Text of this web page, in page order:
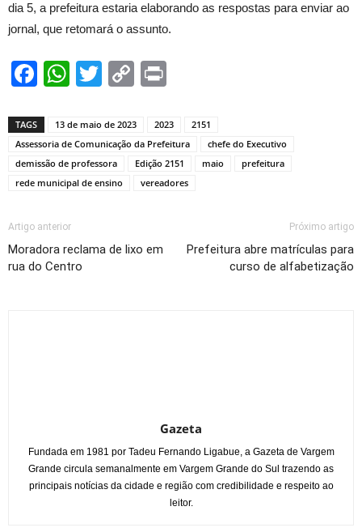
dia 5, a prefeitura estaria elaborando as respostas para enviar ao
jornal, que retomará o assunto.
Facebook
WhatsApp
TwitterCopy
TAGS 13 de maio de 2023 2023
2151
Assessoria de Comunicação da Prefeitura
chefe do Executivo
demissão de professora
Edição 2151 maio
prefeitura
rede municipal de ensino
vereadores
Artigo anterior
Moradora reclama de lixo em
rua do Centro
Próximo artigo
Prefeitura abre matrículas para
curso de alfabetização
Gazeta
Fundada em 1981 por Tadeu Fernando Ligabue, a Gazeta de Vargem
Grande circula semanalmente em Vargem Grande do Sul trazendo as
principais notícias da cidade e região com credibilidade e respeito ao
leitor.